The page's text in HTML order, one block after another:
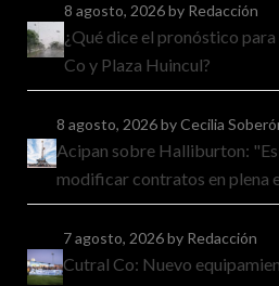
8 agosto, 2026by Redacción
¿Qué dice el pronóstico
Co y Plaza Huincul?
8 agosto, 2026by Cecilia
Acipan sobre Halliburton:
modificar contratos en plena
7 agosto, 2026by Redacción
Cutral Co: Nuevo